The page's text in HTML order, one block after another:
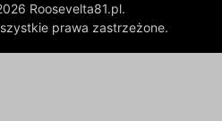
Roosevelta81.pl.
prawa zastrzeżone.